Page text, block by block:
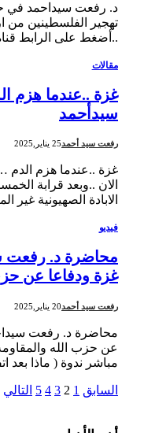
د. رفعت سيداحمد في
تهجير الفلسطينين من
..أضغط على الرابط قناة النيل
مقالات
غزة ..عندما هزم
سيدأحمد
رفعت سيد أحمد25 يناير,2025
غزة ..عندما هزم الدم
الابادة الصهيونية غير
فيديو
محاضرة د. رفعت
غزة ودفاعا عن
رفعت سيد أحمد20 يناير,2025
محاضرة د. رفعت
عن حزب الله
مباشر ندوة ( ماذا بعد
السابق 1
2
3
4
5 التالي